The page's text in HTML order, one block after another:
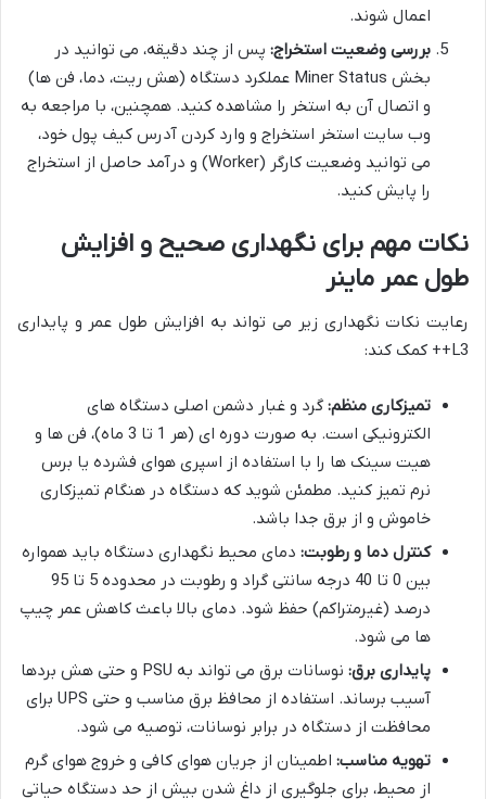
اعمال شوند.
بررسی وضعیت استخراج: پس از چند دقیقه، می توانید در
بخش Miner Status عملکرد دستگاه (هش ریت، دما، فن ها)
و اتصال آن به استخر را مشاهده کنید. همچنین، با مراجعه به
وب سایت استخر استخراج و وارد کردن آدرس کیف پول خود،
می توانید وضعیت کارگر (Worker) و درآمد حاصل از استخراج
را پایش کنید.
نکات مهم برای نگهداری صحیح و افزایش
طول عمر ماینر
رعایت نکات نگهداری زیر می تواند به افزایش طول عمر و پایداری
L3++ کمک کند:
تمیزکاری منظم: گرد و غبار دشمن اصلی دستگاه های
الکترونیکی است. به صورت دوره ای (هر 1 تا 3 ماه)، فن ها و
هیت سینک ها را با استفاده از اسپری هوای فشرده یا برس
نرم تمیز کنید. مطمئن شوید که دستگاه در هنگام تمیزکاری
خاموش و از برق جدا باشد.
کنترل دما و رطوبت: دمای محیط نگهداری دستگاه باید همواره
بین 0 تا 40 درجه سانتی گراد و رطوبت در محدوده 5 تا 95
درصد (غیرمتراکم) حفظ شود. دمای بالا باعث کاهش عمر چیپ
ها می شود.
پایداری برق:
نوسانات برق می تواند به PSU و حتی هش بردها
آسیب برساند. استفاده از محافظ برق مناسب و حتی UPS برای
محافظت از دستگاه در برابر نوسانات، توصیه می شود.
تهویه مناسب: اطمینان از جریان هوای کافی و خروج هوای گرم
از محیط، برای جلوگیری از داغ شدن بیش از حد دستگاه حیاتی